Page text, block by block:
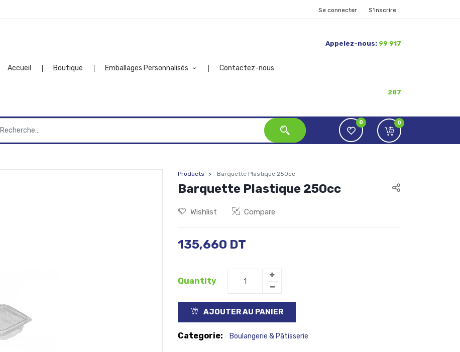
Se connecter S'inscrire
Accueil Boutique Emballages Personnalisés Contactez-nous
Appelez-nous: 99 917
287
0 0
Products Barquette Plastique 250cc
Barquette Plastique 250cc
Wishlist Compare
135,660 DT
Quantity
AJOUTER AU PANIER
Categorie: Boulangerie & Pâtisserie